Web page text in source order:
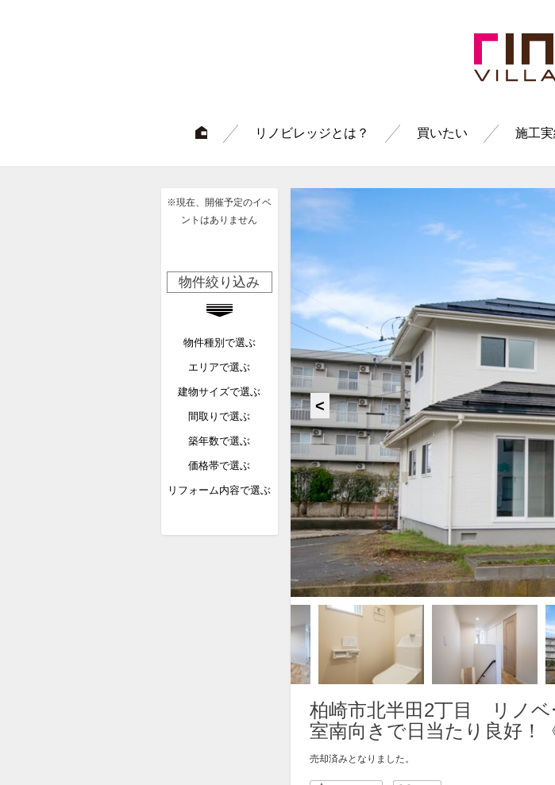
リノビレッジとは？ 買いたい 施工
柏崎市北半田2丁目 リノ
室南向きで日当たり良好！
売却済みとなりました。
※現在、開催予定のイベ
ントはありません
物件絞り込み
物件種別で選ぶ
エリアで選ぶ
建物サイズで選ぶ
間取りで選ぶ
築年数で選ぶ
価格帯で選ぶ
リフォーム内容で選ぶ